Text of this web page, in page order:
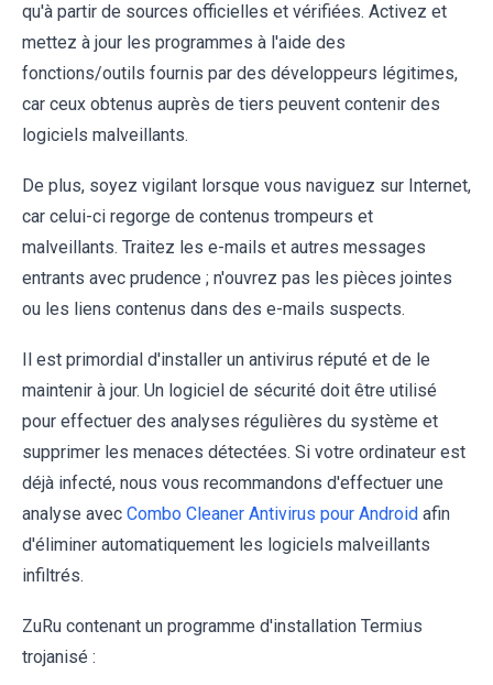
qu'à partir de sources officielles et vérifiées. Activez et
mettez à jour les programmes à l'aide des
fonctions/outils fournis par des développeurs légitimes,
car ceux obtenus auprès de tiers peuvent contenir des
logiciels malveillants.
De plus, soyez vigilant lorsque vous naviguez sur Internet,
car celui-ci regorge de contenus trompeurs et
malveillants. Traitez les e-mails et autres messages
entrants avec prudence ; n'ouvrez pas les pièces jointes
ou les liens contenus dans des e-mails suspects.
Il est primordial d'installer un antivirus réputé et de le
maintenir à jour. Un logiciel de sécurité doit être utilisé
pour effectuer des analyses régulières du système et
supprimer les menaces détectées. Si votre ordinateur est
déjà infecté, nous vous recommandons d'effectuer une
analyse avec Combo Cleaner Antivirus pour Android afin
d'éliminer automatiquement les logiciels malveillants
infiltrés.
ZuRu contenant un programme d'installation Termius
trojanisé :